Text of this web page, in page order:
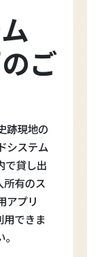
ご
跡現地の
システム
で貸し出
所有のス
アプリ
用できま